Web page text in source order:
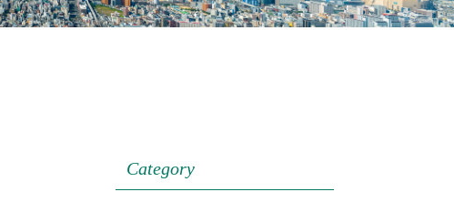
Category